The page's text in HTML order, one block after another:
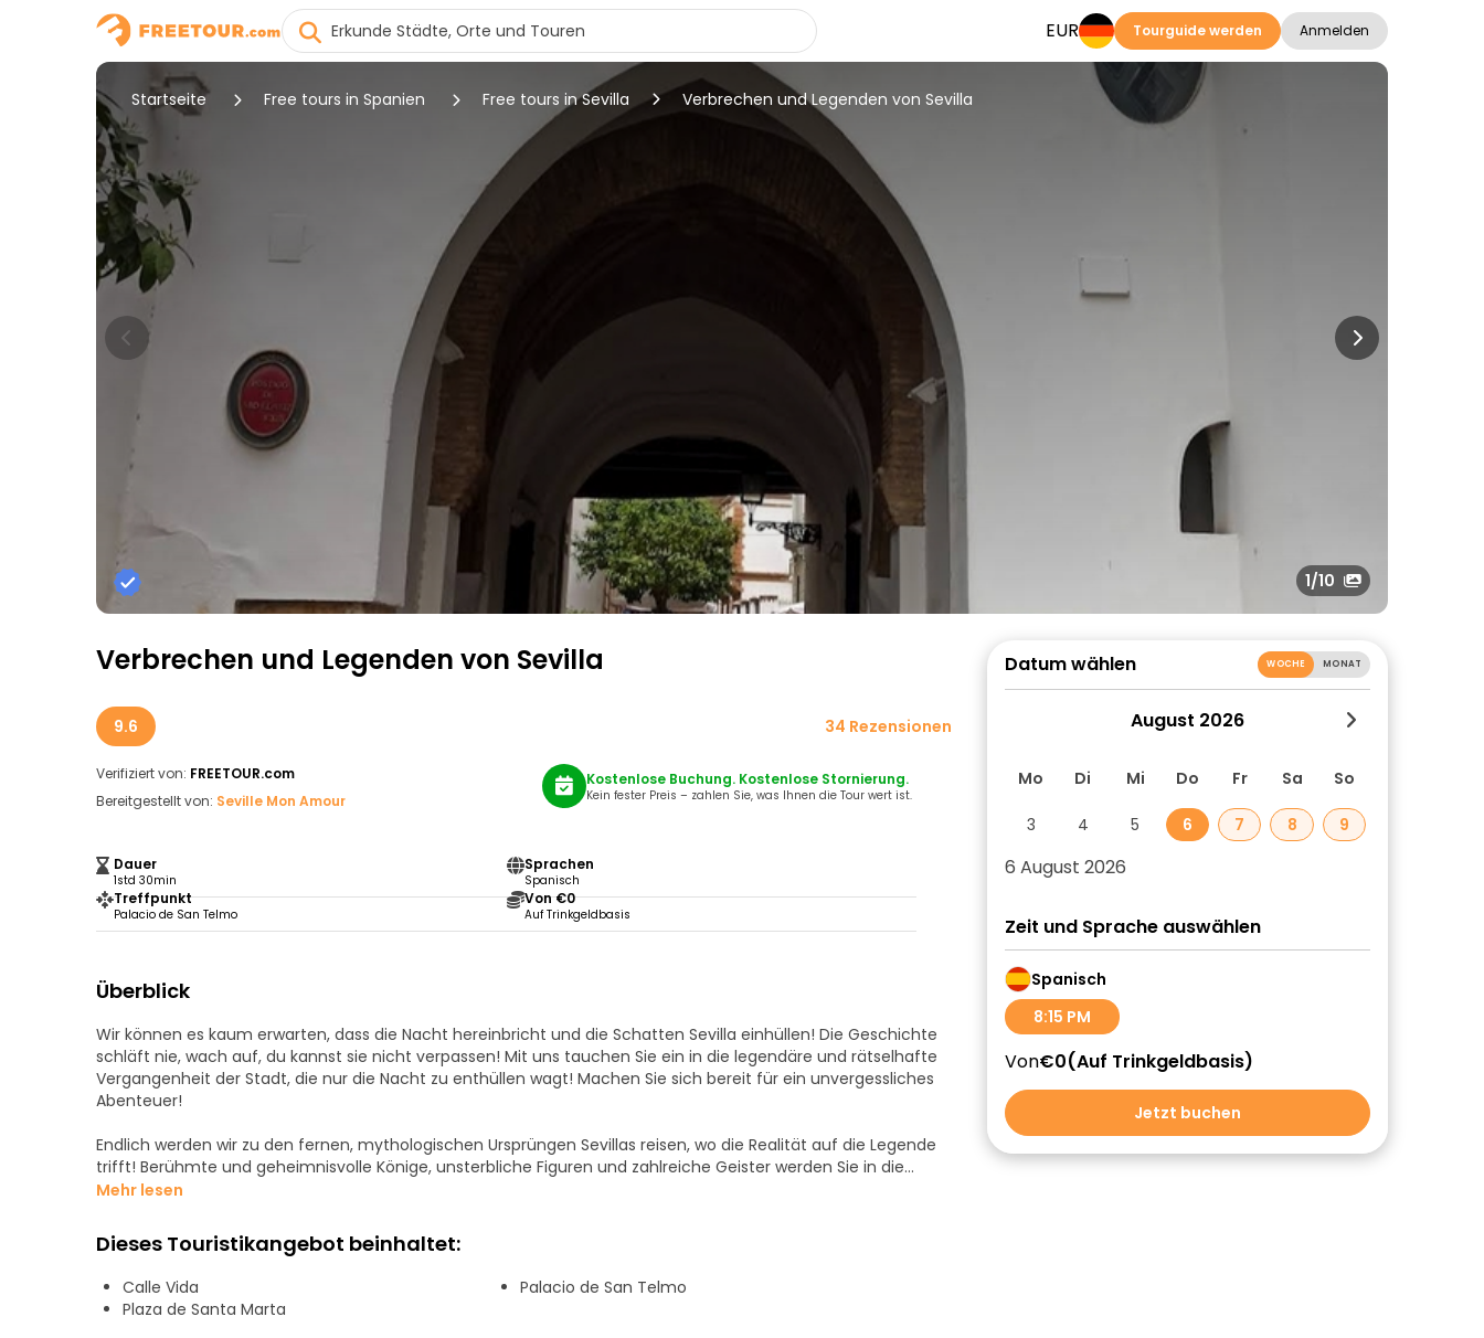
EUR Tourguide werden Anmelden
Startseite Free tours in Spanien Free tours in Sevilla Verbrechen und Legenden von Sevilla
1/10
Verbrechen und Legenden von Sevilla
9.6 34 Rezensionen
Verifiziert von: FREETOUR.com
Bereitgestellt von: Seville Mon Amour
Dauer
1std 30min
Sprachen
Spanisch
Treffpunkt
Palacio de San Telmo
Von €0
Auf Trinkgeldbasis
Kostenlose Buchung. Kostenlose Stornierung.
Kein fester Preis – zahlen Sie, was Ihnen die Tour wert ist.
Überblick
Wir können es kaum erwarten, dass die Nacht hereinbricht und die Schatten Sevilla einhüllen! Die Geschichte
schläft nie, wach auf, du kannst sie nicht verpassen! Mit uns tauchen Sie ein in die legendäre und rätselhafte
Vergangenheit der Stadt, die nur die Nacht zu enthüllen wagt! Machen Sie sich bereit für ein unvergessliches
Abenteuer!
Endlich werden wir zu den fernen, mythologischen Ursprüngen Sevillas reisen, wo die Realität auf die Legende
trifft! Berühmte und geheimnisvolle Könige, unsterbliche Figuren und zahlreiche Geister werden Sie in die
Vergangenheit entführen!
Wagen Sie es, das Sevilla zu entdecken, das die Nacht erhellt und die Schatten umhüllt: eine einzigartige und
unvergessliche Erfahrung! Buchen Sie Ihr Abenteuer und lassen Sie sich von seinen Geheimnissen verführen.
Mehr lesen
Dieses Touristikangebot beinhaltet:
Calle Vida
Palacio de San Telmo
Plaza de Santa Marta
Datum wählen WOCHE MONAT
August 2026
Mo Di Mi Do Fr Sa So
3 4 5 6 7 8 9
6 August 2026
Zeit und Sprache auswählen
Spanisch
8:15 PM
Von€0 Auf Trinkgeldbasis
Jetzt buchen